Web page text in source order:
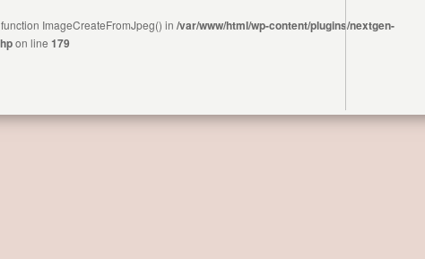
ImageCreateFromJpeg() in /var/www/html/wp-content/plugins/nextgen-
on line 179